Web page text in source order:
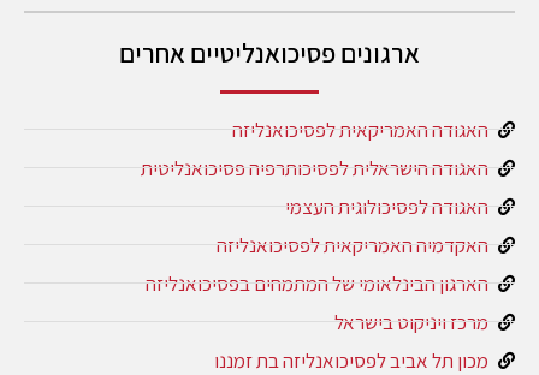
ארגונים פסיכואנליטיים אחרים
האגודה האמריקאית לפסיכואנליזה
האגודה הישראלית לפסיכותרפיה פסיכואנליטית
האגודה לפסיכולוגית העצמי
האקדמיה האמריקאית לפסיכואנליזה
הארגון הבינלאומי של המתמחים בפסיכואנליזה
מרכז ויניקוט בישראל
מכון תל אביב לפסיכואנליזה בת זמננו